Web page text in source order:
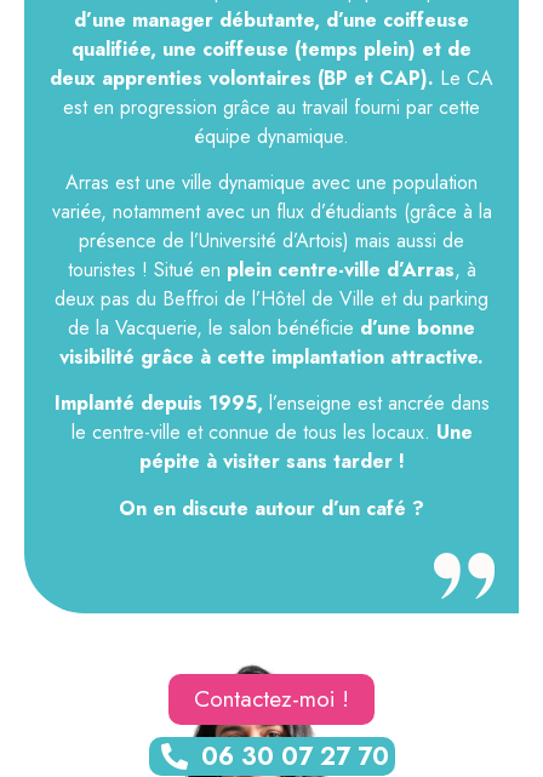
Contactez-moi !
06 30 07 27 70
d’une manager débutante, d’une coiffeuse
qualifiée, une coiffeuse (temps plein) et de
deux apprenties volontaires (BP et CAP). Le CA
est en progression grâce au travail fourni par cette
équipe dynamique.
Arras est une ville dynamique avec une population
variée, notamment avec un flux d’étudiants (grâce à la
présence de l’Université d’Artois) mais aussi de
touristes ! Situé en plein centre-ville d’Arras, à
deux pas du Beffroi de l’Hôtel de Ville et du parking
de la Vacquerie, le salon bénéficie d’une bonne
visibilité grâce à cette implantation attractive.
Implanté depuis 1995, l’enseigne est ancrée dans
le centre-ville et connue de tous les locaux. Une
pépite à visiter sans tarder !
On en discute autour d’un café ?